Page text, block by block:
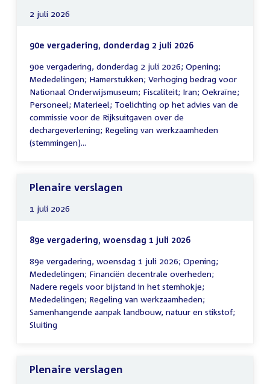
2 juli 2026
90e vergadering, donderdag 2 juli 2026
90e vergadering, donderdag 2 juli 2026; Opening;
Mededelingen; Hamerstukken; Verhoging bedrag voor
Nationaal Onderwijsmuseum; Fiscaliteit; Iran; Oekraïne;
Personeel; Materieel; Toelichting op het advies van de
commissie voor de Rijksuitgaven over de
dechargeverlening; Regeling van werkzaamheden
(stemmingen)...
Plenaire verslagen
1 juli 2026
89e vergadering, woensdag 1 juli 2026
89e vergadering, woensdag 1 juli 2026; Opening;
Mededelingen; Financiën decentrale overheden;
Nadere regels voor bijstand in het stemhokje;
Mededelingen; Regeling van werkzaamheden;
Samenhangende aanpak landbouw, natuur en stikstof;
Sluiting
Plenaire verslagen